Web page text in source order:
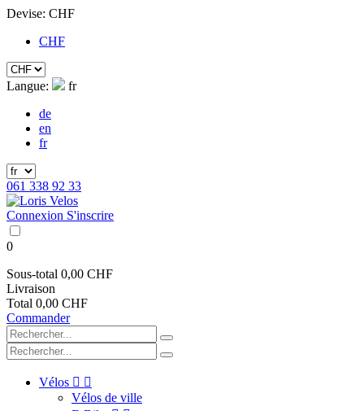
Devise: CHF
CHF
Langue:
fr
de
en
fr
061 338 92 33
Connexion S'inscrire
0
Sous-total 0,00 CHF
Livraison
Total 0,00 CHF
Commander
Vélos  
Vélos de ville